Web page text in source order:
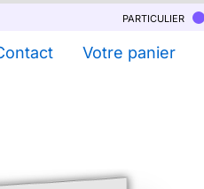
particulier
Votre panier